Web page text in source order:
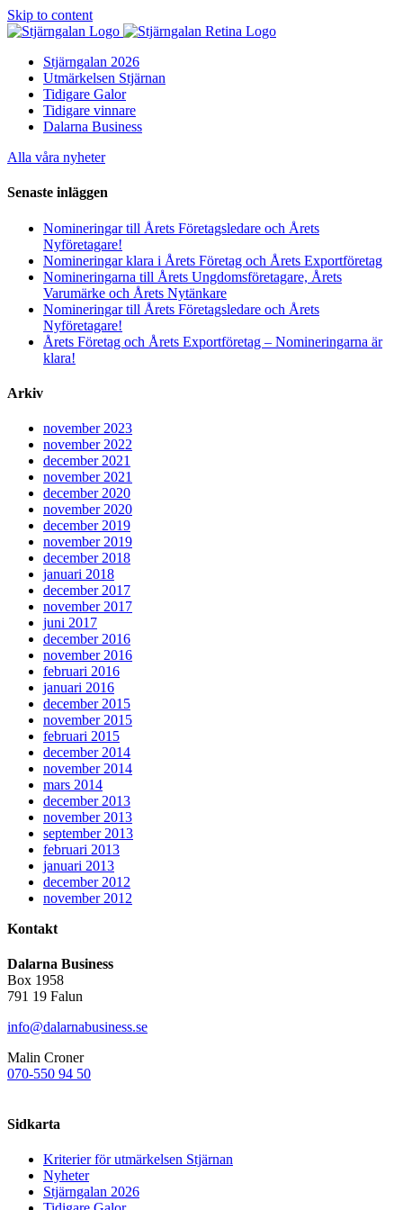
Skip to content
Stjärngalan 2026
Utmärkelsen Stjärnan
Tidigare Galor
Tidigare vinnare
Dalarna Business
Alla våra nyheter
Senaste inläggen
Nomineringar till Årets Företagsledare och Årets
Nyföretagare!
Nomineringar klara i Årets Företag och Årets Exportföretag
Nomineringarna till Årets Ungdomsföretagare, Årets
Varumärke och Årets Nytänkare
Nomineringar till Årets Företagsledare och Årets
Nyföretagare!
Årets Företag och Årets Exportföretag – Nomineringarna är
klara!
Arkiv
november 2023
november 2022
december 2021
november 2021
december 2020
november 2020
december 2019
november 2019
december 2018
januari 2018
december 2017
november 2017
juni 2017
december 2016
november 2016
februari 2016
januari 2016
december 2015
november 2015
februari 2015
december 2014
november 2014
mars 2014
december 2013
november 2013
september 2013
februari 2013
januari 2013
december 2012
november 2012
Kontakt
Dalarna Business
Box 1958
791 19 Falun
info@dalarnabusiness.se
Malin Croner
070-550 94 50
Sidkarta
Kriterier för utmärkelsen Stjärnan
Nyheter
Stjärngalan 2026